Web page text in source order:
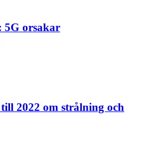
5G orsakar
2022 om strålning och